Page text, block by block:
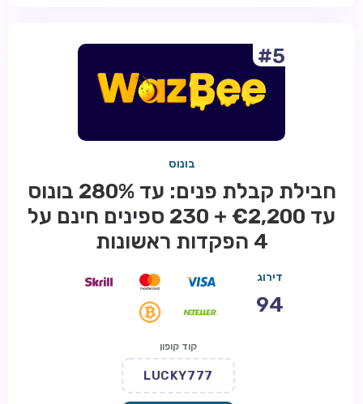
#5
בונוס
חבילת קבלת פנים: עד 280% בונוס
עד €2,200 + 230 ספינים חינם על
4 הפקדות ראשונות
דירוג
94
קוד קופון
LUCKY777